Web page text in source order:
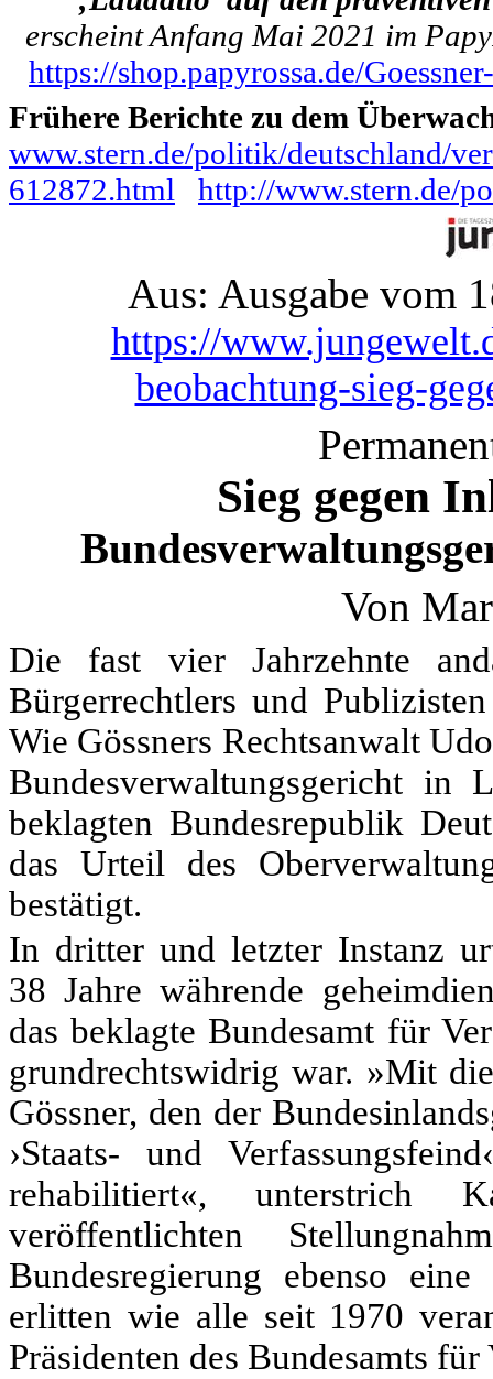
erscheint Anfang Mai 2021 im
https://shop.papyrossa.de/
Frühere Berichte zu dem
www.stern.de/politik/deutschland/
612872.html
http://www.stern.de/
Aus: Ausgabe vom
https://
beobachtung-sieg-
Sieg gegen
Von
Die fast vier Jahrzehnte
Bürgerrechtlers und
Wie Gössners Rechtsanwalt
Bundesverwaltungsgericht
beklagten Bundesrepublik
das Urteil des
bestätigt.
In dritter und letzter Instanz
38 Jahre währende
das beklagte Bundesamt für
grundrechtswidrig war. »Mit
Gössner, den der
›Staats- und
rehabilitiert«, unterstrich
veröffentlichten
Bundesregierung ebenso
erlitten wie alle seit 1970
Präsidenten des Bundesamts für